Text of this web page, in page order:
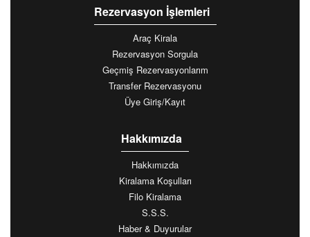
Rezervasyon İşlemleri
Araç Kirala
Rezervasyon Sorgula
Geçmiş Rezervasyonlarım
Transfer Rezervasyonu
Üye Giriş/Kayıt
Hakkımızda
Hakkımızda
Kiralama Koşulları
Filo Kiralama
S.S.S.
Haber & Duyurular